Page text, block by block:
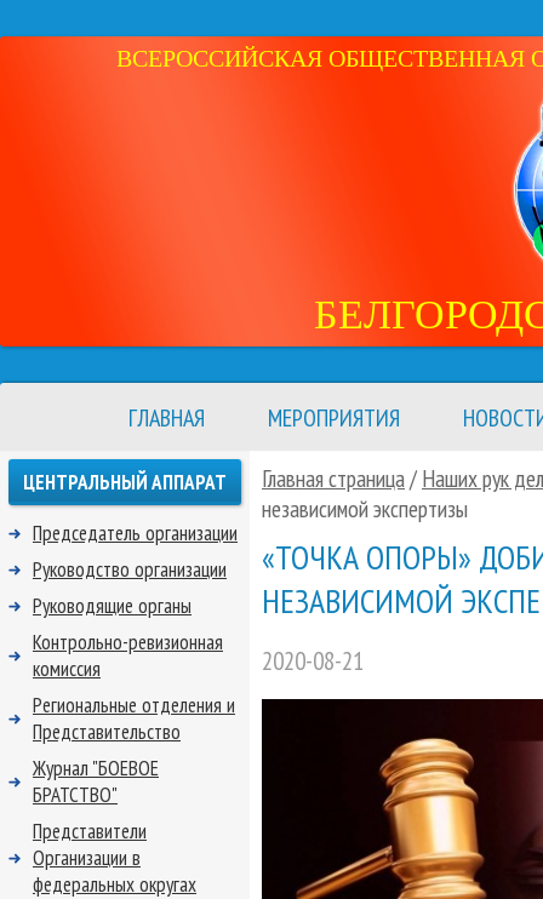
ВСЕРОССИЙСКАЯ ОБЩЕСТВЕННАЯ
ГЛАВНАЯ МЕРОПРИЯТИЯ
Главная страница/ Наших рук
независимой экспертизы
«ТОЧКА ОПОРЫ»
НЕЗАВИСИМОЙ
2020-08-21
ЦЕНТРАЛЬНЫЙ АППАРАТ
Председатель организации
Руководство организации
Руководящие органы
Контрольно-ревизионная
комиссия
Региональные отделения и
Представительство
Журнал "БОЕВОЕ
БРАТСТВО"
Представители
Организации в
федеральных округах